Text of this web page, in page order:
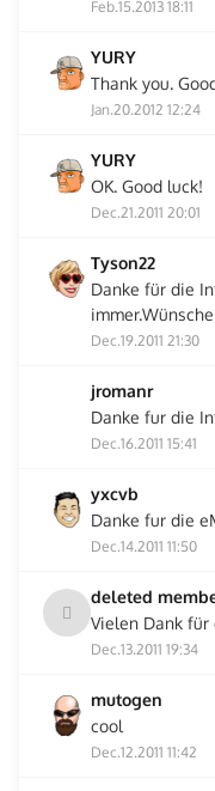
Feb.15.2013 18:11
YURY
Thank you.
Jan.20.2012 12:24
YURY
OK. Good luck!
Dec.21.2011 20:01
Tyson22
Danke für die
Dec.19.2011 21:30
jromanr
Danke fur die
Dec.16.2011 15:41
yxcvb
Danke fur die
Dec.14.2011 11:50
deleted
Vielen Dank für
Dec.13.2011 19:34
mutogen
cool
Dec.12.2011 11:42